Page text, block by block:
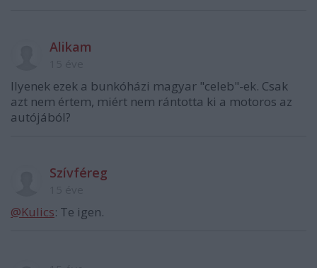
Alikam
Ilyenek ezek a bunkóházi magyar "celeb"-ek. Csak
azt nem értem, miért nem rántotta ki a motoros az
autójából?
Szívféreg
@Kulics: Te igen.